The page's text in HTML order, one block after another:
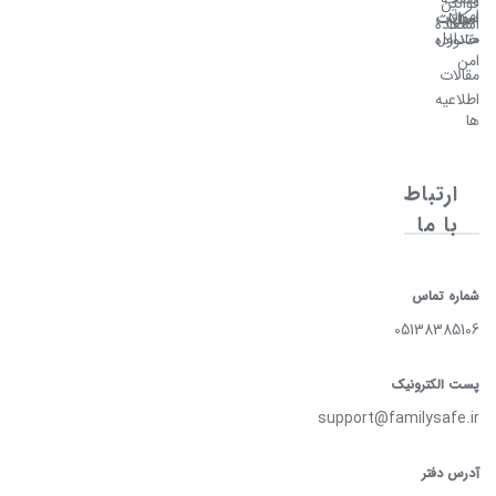
اصلی
امکانات
خانواده
امن
مقالات
اطلاعیه
ها
امن
استفاده
سوالات
متداول
ارتباط
با ما
شماره تماس
05138385106
پست الکترونیک
support@familysafe.ir
آدرس دفتر